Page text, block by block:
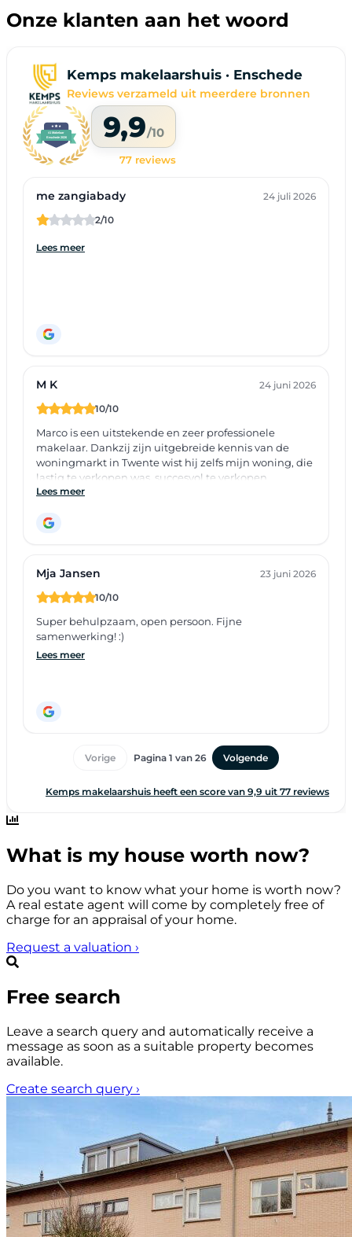
Onze klanten aan het woord
What is my house worth now?
Do you want to know what your home is worth now?
A real estate agent will come by completely free of
charge for an appraisal of your home.
Request a valuation ›
Free search
Leave a search query and automatically receive a
message as soon as a suitable property becomes
available.
Create search query ›